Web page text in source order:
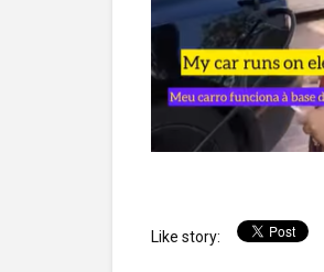
Like story: